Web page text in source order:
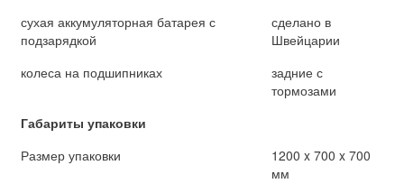
сухая аккумуляторная батарея с
подзарядкой
сделано в
Швейцарии
колеса на подшипниках
задние с
тормозами
Габариты упаковки
Размер упаковки
1200 x 700 x 700
мм